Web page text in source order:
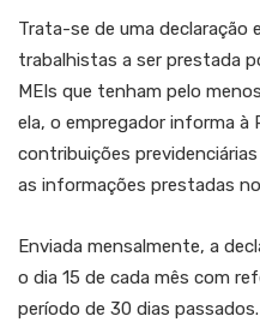
Trata-se de uma declaração
trabalhistas a ser prestada
MEIs que tenham pelo
ela, o empregador informa à
contribuições
as informações prestadas
Enviada mensalmente, a
o dia 15 de cada mês com
período de 30 dias